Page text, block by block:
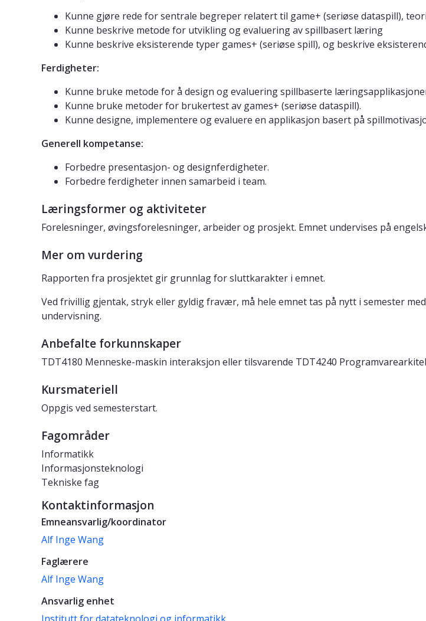
Kunne gjøre rede for sentrale begreper relatert til game+ (seriøse dataspill),
Kunne beskrive metode for utvikling og evaluering av spillbasert læring
Kunne beskrive eksisterende typer games+ (seriøse spill), og beskrive
Ferdigheter:
Kunne bruke metode for å design og evaluering spillbaserte
Kunne bruke metoder for brukertest av games+ (seriøse dataspill).
Kunne designe, implementere og evaluere en applikasjon basert på
Generell kompetanse:
Forbedre presentasjon- og designferdigheter.
Forbedre ferdigheter innen samarbeid i team.
Læringsformer og aktiviteter
Forelesninger, øvingsforelesninger, arbeider og prosjekt. Emnet undervises på
Mer om vurdering
Rapporten fra prosjektet gir grunnlag for sluttkarakter i emnet.
Ved frivillig gjentak, stryk eller gyldig fravær, må hele emnet tas på nytt i semester
undervisning.
Anbefalte forkunnskaper
TDT4180 Menneske-maskin interaksjon eller tilsvarende TDT4240
Kursmateriell
Oppgis ved semesterstart.
Fagområder
Informatikk
Informasjonsteknologi
Tekniske fag
Kontaktinformasjon
Emneansvarlig/koordinator
Alf Inge Wang
Faglærere
Alf Inge Wang
Ansvarlig enhet